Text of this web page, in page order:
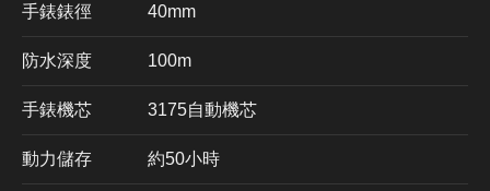
手錶錶徑 40mm
防水深度 100m
手錶機芯 ​3175自動機芯
動力儲存 約50小時